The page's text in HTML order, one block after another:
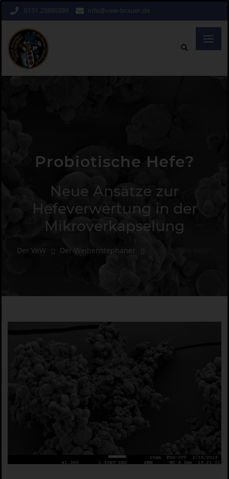
0151 25880399 info@vew-brauer.de
Probiotische Hefe?
Neue Ansätze zur
Hefeverwertung in der
Mikroverkapselung
Der VeW Der Weihenstephaner